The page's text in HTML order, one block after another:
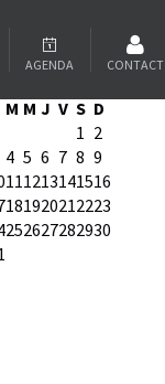
AGENDA CONTACT
2026
M M J V S D
1 2
4 5 6 7 8 9
111213141516
181920212223
252627282930